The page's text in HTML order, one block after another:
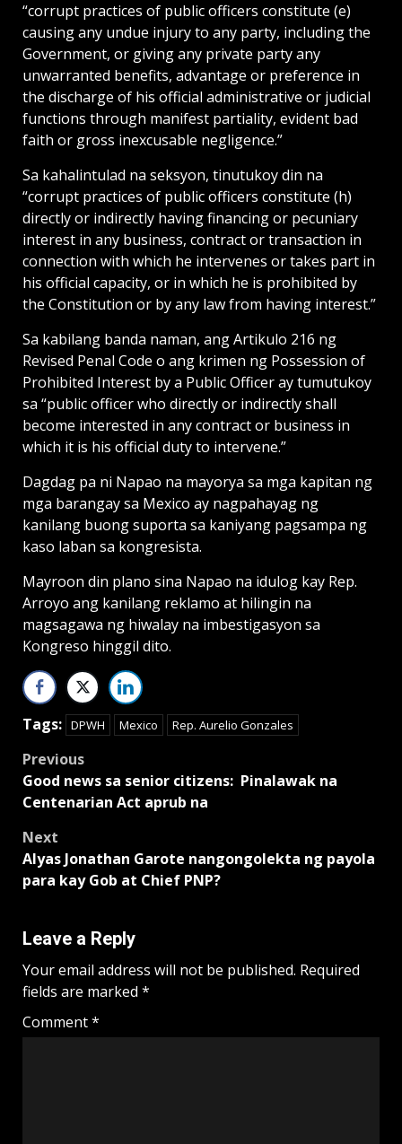
“corrupt practices of public officers constitute (e)
causing any undue injury to any party, including the
Government, or giving any private party any
unwarranted benefits, advantage or preference in
the discharge of his official administrative or judicial
functions through manifest partiality, evident bad
faith or gross inexcusable negligence.”
Sa kahalintulad na seksyon, tinutukoy din na
“corrupt practices of public officers constitute (h)
directly or indirectly having financing or pecuniary
interest in any business, contract or transaction in
connection with which he intervenes or takes part in
his official capacity, or in which he is prohibited by
the Constitution or by any law from having interest.”
Sa kabilang banda naman, ang Artikulo 216 ng
Revised Penal Code o ang krimen ng Possession of
Prohibited Interest by a Public Officer ay tumutukoy
sa “public officer who directly or indirectly shall
become interested in any contract or business in
which it is his official duty to intervene.”
Dagdag pa ni Napao na mayorya sa mga kapitan ng
mga barangay sa Mexico ay nagpahayag ng
kanilang buong suporta sa kaniyang pagsampa ng
kaso laban sa kongresista.
Mayroon din plano sina Napao na idulog kay Rep.
Arroyo ang kanilang reklamo at hilingin na
magsagawa ng hiwalay na imbestigasyon sa
Kongreso hinggil dito.
Tags: DPWH Mexico Rep. Aurelio Gonzales
Post
navigation
Previous
Good news sa senior citizens: Pinalawak na
Centenarian Act aprub na
Next
Alyas Jonathan Garote nangongolekta ng payola
para kay Gob at Chief PNP?
Leave a Reply
Your email address will not be published. Required
fields are marked *
Comment*